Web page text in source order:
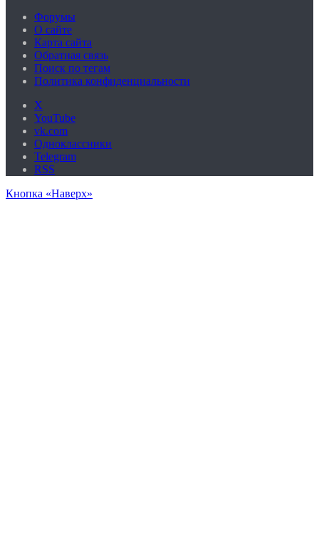
Форумы
О сайте
Карта сайта
Обратная связь
Поиск по тегам
Политика конфиденциальности
X
YouTube
vk.com
Одноклассники
Telegram
RSS
Кнопка «Наверх»